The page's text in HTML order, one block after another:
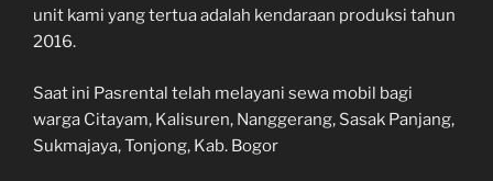
unit kami yang tertua adalah kendaraan produksi tahun
2016.
Saat ini Pasrental telah melayani sewa mobil bagi
warga Citayam, Kalisuren, Nanggerang, Sasak Panjang,
Sukmajaya, Tonjong, Kab. Bogor